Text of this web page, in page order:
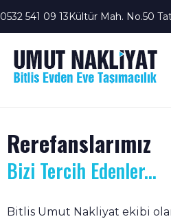
0532 541 09 13Kültür Mah. No.50
Rerefanslarımız
Bizi Tercih Edenler...
Bitlis Umut Nakliyat ekibi